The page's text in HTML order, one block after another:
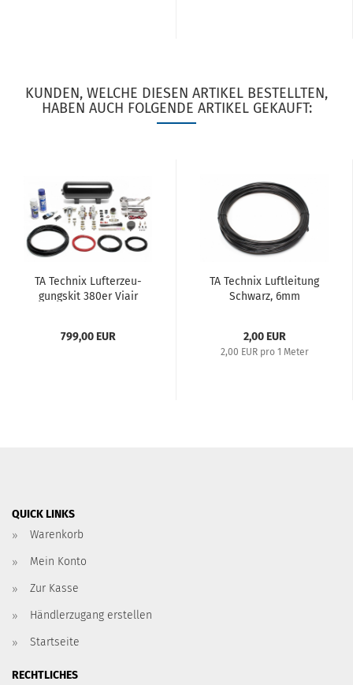
KUNDEN, WELCHE DIESEN ARTIKEL BESTELLTEN,
HABEN AUCH FOLGENDE ARTIKEL GEKAUFT:
TA Tech­nix Luft­er­zeu­
gungs­kit 380er Viair
Schwarz / Schlauch...
799,00 EUR
TA Tech­nix Luft­lei­tung
Schwarz, 6mm
2,00 EUR
2,00 EUR pro 1 Meter
QUICK LINKS
Warenkorb
Mein Konto
Zur Kasse
Händlerzugang erstellen
Startseite
RECHTLICHES